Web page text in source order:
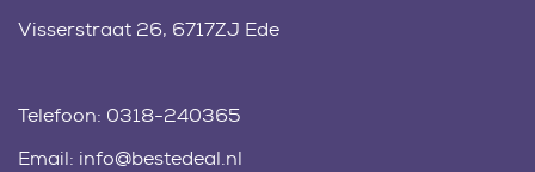
Visserstraat 26, 6717ZJ Ede
Telefoon: 0318-240365
Email: info@bestedeal.nl